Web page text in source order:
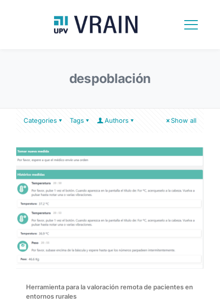
despoblación
Categories Tags Authors Show all
Herramienta para la valoración remota de pacientes en
entornos rurales